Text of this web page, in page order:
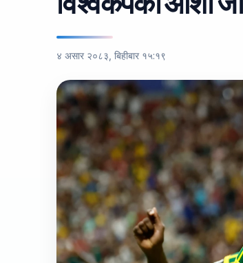
४ असार २०८३, बिहीबार १५:१९